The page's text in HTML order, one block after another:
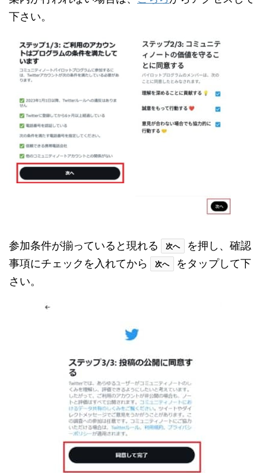
下さい。
参加条件が揃っていると現れる 次へ
を押し、確認
事項にチェックを入れてから
次へ
をタップして下
さい。